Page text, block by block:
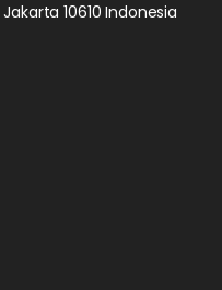
10610 Indonesia